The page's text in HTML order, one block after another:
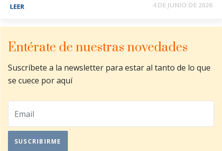
LEER 4 DE JUNIO DE 2026
Entérate de nuestras novedades
Suscríbete a la newsletter para estar al tanto de lo que
se cuece por aquí